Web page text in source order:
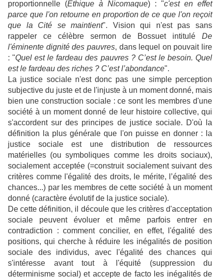
proportionnelle (Éthique à Nicomaque) : "c'est en effet
parce que l'on retourne en proportion de ce que l'on reçoit
que la Cité se maintient". Vision qui n'est pas sans
rappeler ce célèbre sermon de Bossuet intitulé De
l'éminente dignité des pauvres, dans lequel on pouvait lire
: "Quel est le fardeau des pauvres ? C’est le besoin. Quel
est le fardeau des riches ? C’est l’abondance".
La justice sociale n'est donc pas une simple perception
subjective du juste et de l'injuste à un moment donné, mais
bien une construction sociale : ce sont les membres d'une
société à un moment donné de leur histoire collective, qui
s'accordent sur des principes de justice sociale. D'où la
définition la plus générale que l'on puisse en donner : la
justice sociale est une distribution de ressources
matérielles (ou symboliques comme les droits sociaux),
socialement acceptée (=construit socialement suivant des
critères comme l'égalité des droits, le mérite, l’égalité des
chances...) par les membres de cette société à un moment
donné (caractère évolutif de la justice sociale).
De cette définition, il découle que les critères d'acceptation
sociale peuvent évoluer et même parfois entrer en
contradiction : comment concilier, en effet, l'égalité des
positions, qui cherche à réduire les inégalités de position
sociale des individus, avec l'égalité des chances qui
s'intéresse avant tout à l'équité (suppression du
déterminisme social) et accepte de facto les inégalités de